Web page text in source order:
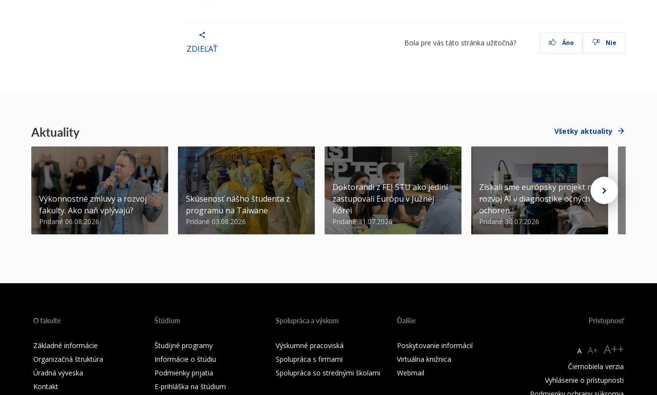
ZDIEĽAŤ
Bola pre vás táto stránka užitočná? Áno Nie
Aktuality Všetky aktuality
Výkonnostné zmluvy a rozvoj
fakulty. Ako naň vplývajú?
Pridané 06.08.2026
Skúsenosť nášho študenta z
programu na Taiwane
Pridané 03.08.2026
Doktorandi z FEI STU ako jediní
zastupovali Európu v Južnej
Kórei
Pridané 31.07.2026
Získali sme európsky projekt na
rozvoj AI v diagnostike očných
ochoren...
Pridané 30.07.2026
O fakulte
Základné informácie
Organizačná štruktúra
Úradná výveska
Kontakt
Štúdium
Študijné programy
Informácie o štúdiu
Podmienky prijatia
E-prihláška na štúdium
Spolupráca a výskum
Výskumné pracoviská
Spolupráca s firmami
Spolupráca so strednými školami
Ďalšie
Poskytovanie informácií
Virtuálna knižnica
Webmail
Prístupnosť
A A+ A++
Čiernobiela verzia
Vyhlásenie o prístupnosti